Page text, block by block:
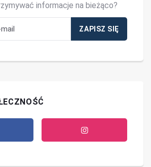
informacje na bieżąco?